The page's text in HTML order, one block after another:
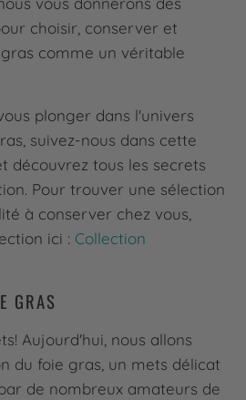
choisir, conserver et
comme un véritable
plonger dans l'univers
suivez-nous dans cette
découvrez tous les secrets
Pour trouver une sélection
à conserver chez vous,
ici : Collection
GRAS
Aujourd'hui, nous allons
du foie gras, un mets délicat
de nombreux amateurs de